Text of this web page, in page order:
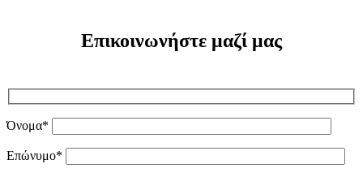
Επικοινωνήστε μαζί μας
Όνομα*
Επώνυμο*